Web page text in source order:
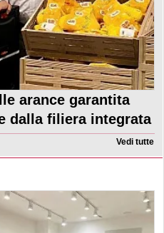
arance garantita
dalla filiera integrata
Vedi tutte